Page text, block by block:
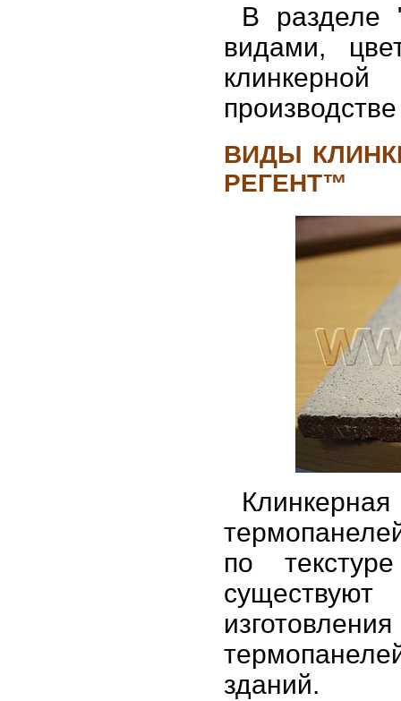
В разделе
видами,
клинкерной
ВИДЫ
РЕГЕНТ™
по
зданий.